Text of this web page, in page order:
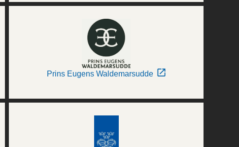
Prins Eugens Waldemarsudde